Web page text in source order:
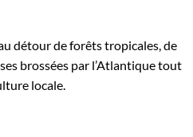
détour de forêts tropicales, de
brossées par l’Atlantique tout
locale.